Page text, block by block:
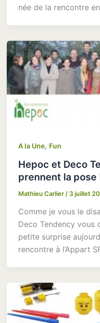
née de la rencontre
A la Une, Fun
Hepoc et Deco
prennent la pose
Mathieu Carlier / 3 juillet
Comme je vous le
Deco Tendency vous
petite surprise
rencontre à l’Appart